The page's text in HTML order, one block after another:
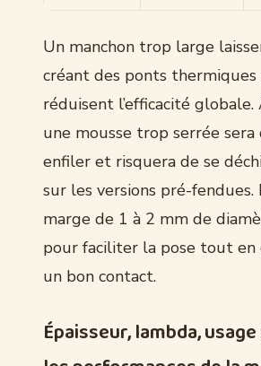
Un manchon trop large
créant des ponts
réduisent l’efficacité globale.
une mousse trop serrée sera
enfiler et risquera de se
sur les versions pré-fendues.
marge de 1 à 2 mm de
pour faciliter la pose tout en
un bon contact.
Épaisseur, lambda,